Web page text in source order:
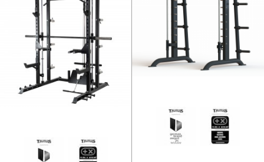
Taurus MS15 Pro Half Rack mit